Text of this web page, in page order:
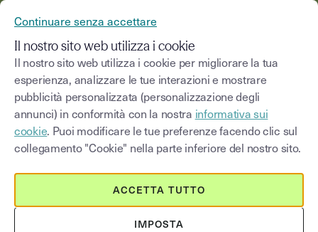
FUNZIONALITÀ
Perdete meno tempo a firmare,
concentratevi
sull'essenziale
Tramite web app o API, Youtrust offre tutte le
funzionalità necessarie per velocizzare
Continuare senza accettare
Il nostro sito web utilizza i cookie
Il nostro sito web utilizza i cookie per migliorare la tua
esperienza, analizzare le tue interazioni e mostrare
pubblicità personalizzata (personalizzazione degli
annunci) in conformità con la nostra informativa sui
cookie. Puoi modificare le tue preferenze facendo clic sul
collegamento "Cookie" nella parte inferiore del nostro sito.
IMPOSTA
ACCETTA TUTTO